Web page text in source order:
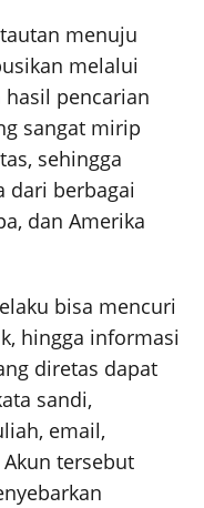
menuju
melalui
pencarian
sangat mirip
sehingga
dari berbagai
dan Amerika
bisa mencuri
hingga informasi
diretas dapat
sandi,
email,
tersebut